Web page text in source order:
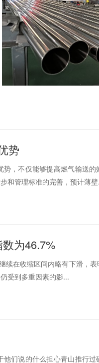
势
，不仅能够提高燃气输送
和管理标准的完善，预计薄
为46.7%
续在收缩区间内略有下滑，
受到多重因素的影...
们说的什么担心青山推行